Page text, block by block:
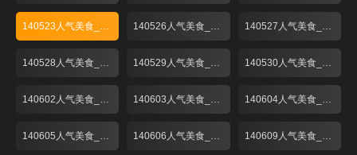
140523人气美食_001 140526人气美食_001 140527人气美食_001
140528人气美食_001 140529人气美食_001 140530人气美食_001
140602人气美食_001 140603人气美食_001 140604人气美食_001
140605人气美食_001 140606人气美食_001 140609人气美食_001